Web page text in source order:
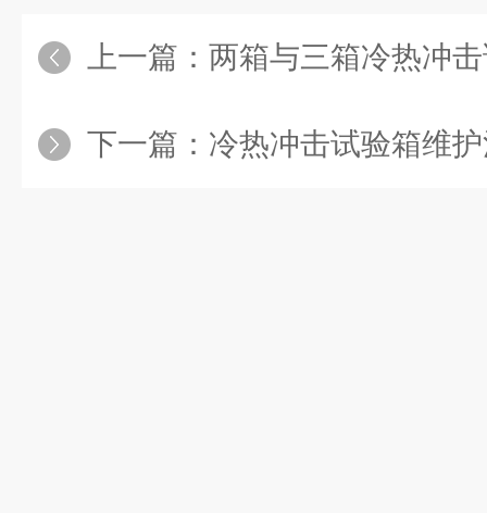
上一篇： 两箱与三箱冷热冲
下一篇： 冷热冲击试验箱维